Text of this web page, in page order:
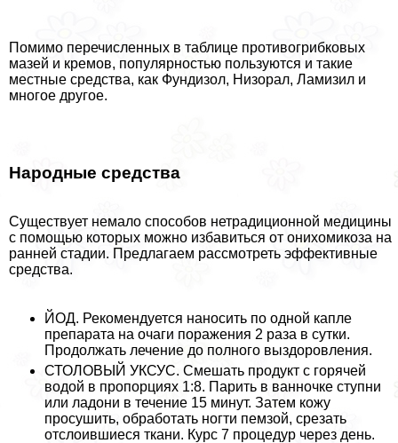
Помимо перечисленных в таблице противогрибковых
мазей и кремов, популярностью пользуются и такие
местные средства, как Фундизол, Низорал, Ламизил и
многое другое.
Народные средства
Существует немало способов нетрадиционной медицины
с помощью которых можно избавиться от онихомикоза на
ранней стадии. Предлагаем рассмотреть эффективные
средства.
ЙОД. Рекомендуется наносить по одной капле
препарата на очаги поражения 2 раза в сутки.
Продолжать лечение до полного выздоровления.
СТОЛОВЫЙ УКСУС. Смешать продукт с горячей
водой в пропорциях 1:8. Парить в ванночке ступни
или ладони в течение 15 минут. Затем кожу
просушить, обработать ногти пемзой, срезать
отслоившиеся ткани. Курс 7 процедур через день.